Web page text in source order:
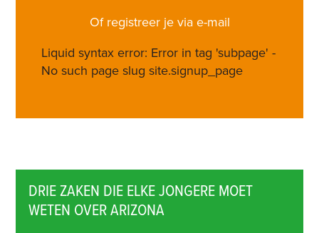
Of registreer je via e-mail
Liquid syntax error: Error in tag 'subpage' -
No such page slug site.signup_page
DRIE ZAKEN DIE ELKE JONGERE MOET
WETEN OVER ARIZONA